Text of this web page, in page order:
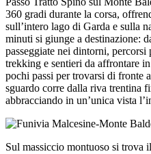
360 gradi durante la corsa,
sull’intero lago di Garda e sulla
minuti si giunge a destinazione:
passeggiate nei dintorni,
trekking e sentieri da affrontare
pochi passi per trovarsi di fronte
sguardo corre dalla riva trentina
abbracciando in un’unica vista
Sul massiccio montuoso si trova il